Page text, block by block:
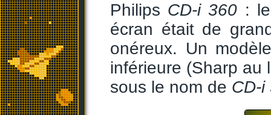
Philips CD-i 360 :
écran était de
onéreux. Un
inférieure (Sharp au
sous le nom de CD-i